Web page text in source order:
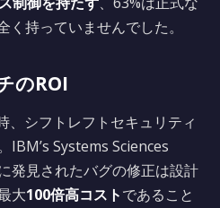
持っていませんでした。
のROI
、シフトレフトセキュリティ
IBM’s Systems Sciences
発見されたバグの修正は設計
大100倍高コストであること